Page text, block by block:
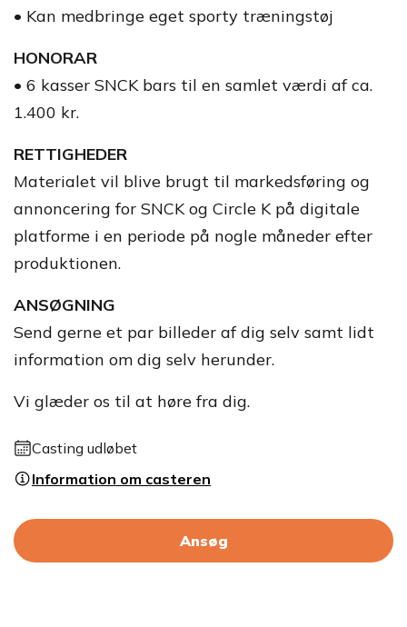
• Kan medbringe eget sporty træningstøj
HONORAR
• 6 kasser SNCK bars til en samlet værdi af ca.
1.400 kr.
RETTIGHEDER
Materialet vil blive brugt til markedsføring og
annoncering for SNCK og Circle K på digitale
platforme i en periode på nogle måneder efter
produktionen.
ANSØGNING
Send gerne et par billeder af dig selv samt lidt
information om dig selv herunder.
Vi glæder os til at høre fra dig.
Casting udløbet
Information om casteren
Ansøg